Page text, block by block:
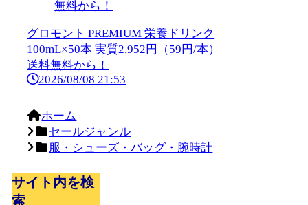
グロモント PREMIUM 栄養ドリンク
100mL×50本 実質2,952円（59円/本）
送料無料から！
2026/08/08 21:53
ホーム
セールジャンル
服・シューズ・バッグ・腕時計
サイト内を検
索